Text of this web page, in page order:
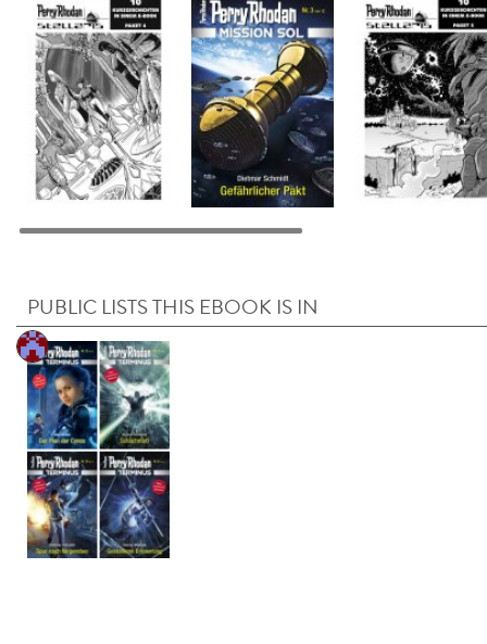
PUBLIC LISTS THIS EBOOK IS IN